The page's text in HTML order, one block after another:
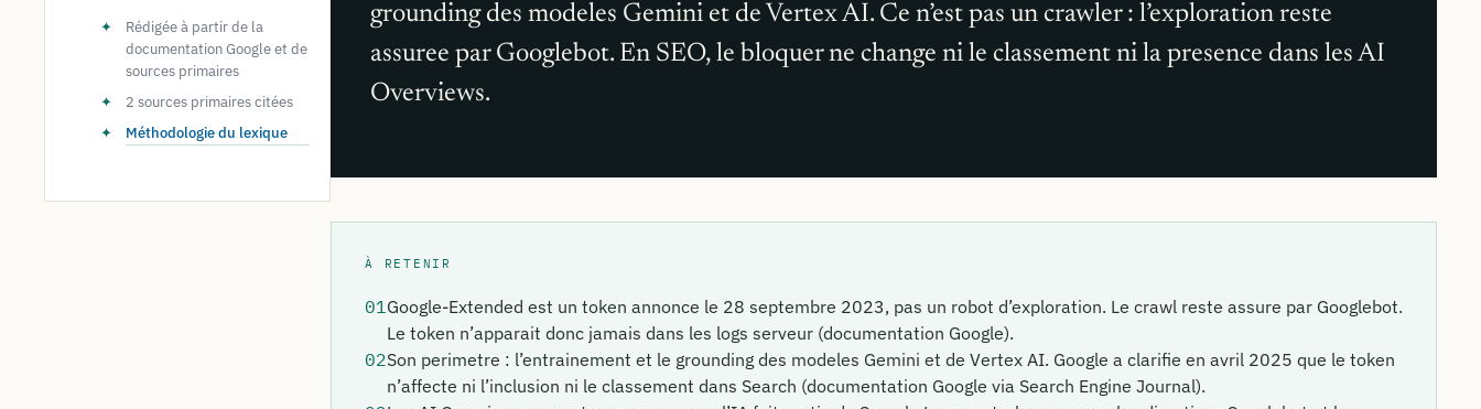
✦
Rédigée à partir de la
documentation Google et de
sources primaires
✦
2 sources primaires citées
✦
Méthodologie du lexique
grounding des modeles Gemini et de Vertex AI. Ce n’est pas un crawler : l’exploration reste
assuree par Googlebot. En SEO, le bloquer ne change ni le classement ni la presence dans les AI
Overviews.
À RETENIR
01Google-Extended est un token annonce le 28 septembre 2023, pas un robot d’exploration. Le crawl reste assure par Googlebot.
Le token n’apparait donc jamais dans les logs serveur (documentation Google).
02Son perimetre : l’entrainement et le grounding des modeles Gemini et de Vertex AI. Google a clarifie en avril 2025 que le token
n’affecte ni l’inclusion ni le classement dans Search (documentation Google via Search Engine Journal).